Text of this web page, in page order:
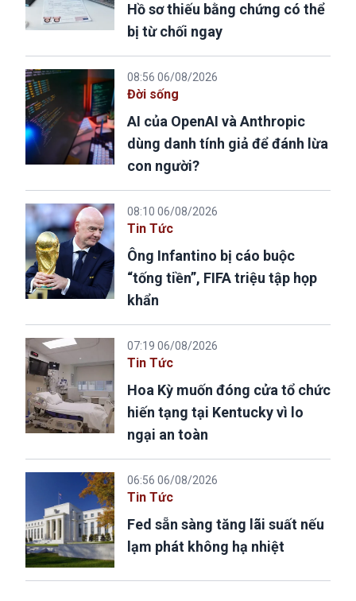
Hồ sơ thiếu bằng chứng có thể
bị từ chối ngay
08:56 06/08/2026
Đời sống
AI của OpenAI và Anthropic
dùng danh tính giả để đánh lừa
con người?
08:10 06/08/2026
Tin Tức
Ông Infantino bị cáo buộc
“tống tiền”, FIFA triệu tập họp
khẩn
07:19 06/08/2026
Tin Tức
Hoa Kỳ muốn đóng cửa tổ chức
hiến tạng tại Kentucky vì lo
ngại an toàn
06:56 06/08/2026
Tin Tức
Fed sẵn sàng tăng lãi suất nếu
lạm phát không hạ nhiệt